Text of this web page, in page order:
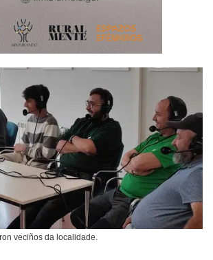
veciños da localidade.